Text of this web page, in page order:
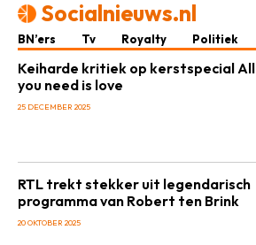
Socialnieuws.nl
BN’ers Tv Royalty Politiek
Keiharde kritiek op kerstspecial All
you need is love
25 DECEMBER 2025
RTL trekt stekker uit legendarisch
programma van Robert ten Brink
20 OKTOBER 2025